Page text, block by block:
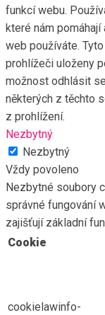
funkcí webu.
které nám
web používáte.
prohlížeči uloženy
možnost odhlásit
některých z těchto
z prohlížení.
Nezbytný
Nezbytný
Vždy povoleno
Nezbytné soubory
správné fungování
zajišťují základní
Cookie
cookielawinfo-